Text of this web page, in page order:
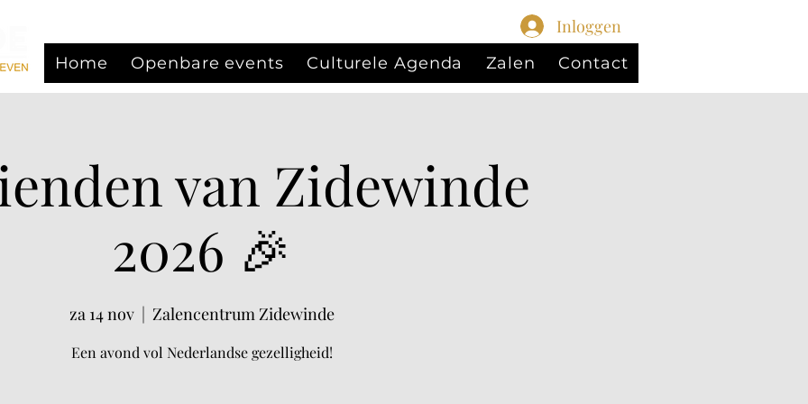
Home Openbare events Culturele Agenda Zalen Contact
Inloggen
van Zidewinde
2026 🎉
za 14 nov
  |
Zalencentrum Zidewinde
Een avond vol Nederlandse gezelligheid!